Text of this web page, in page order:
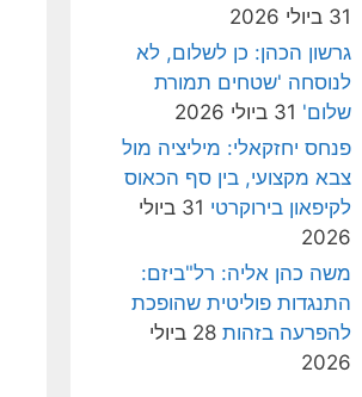
31 ביולי 2026
גרשון הכהן: כן לשלום, לא
לנוסחה 'שטחים תמורת
שלום' 31 ביולי 2026
פנחס יחזקאלי: מיליציה מול
צבא מקצועי, בין סף הכאוס
לקיפאון בירוקרטי
31 ביולי
2026
משה כהן אליה: רל"ביזם:
התנגדות פוליטית שהופכת
להפרעה בזהות
28 ביולי
2026